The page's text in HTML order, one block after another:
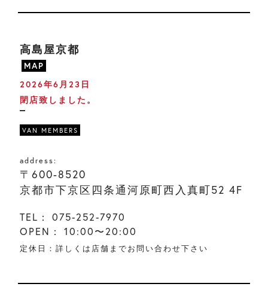
高島屋京都
MAP
2026年6月23日
閉店致しました。
VAN MEMBERS
address:
〒600-8520
京都市下京区四条通河原町西入真町52 4F
TEL：
075-252-7970
OPEN：
10:00〜20:00
定休日：詳しくは店舗までお問い合わせ下さい